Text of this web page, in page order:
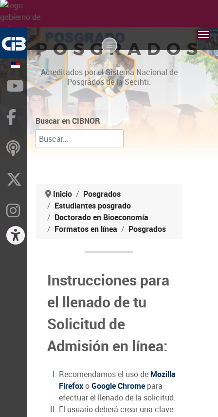
POSGRADOS
Acreditados por el Sistema Nacional de
Posgrados de la Secihti.
Buscar en CIBNOR
Inicio
Posgrados
Estudiantes posgrado
Doctorado en Bioeconomía
Formatos en línea
Posgrados
Instrucciones para
el llenado de tu
Solicitud de
Admisión en línea:
Recomendamos el uso de Mozilla
FirefoxoGoogle Chrome para
efectuar el llenado de la solicitud.
El usuario deberá crear una clave
YouTube
Facebook
ivoox
Instragram